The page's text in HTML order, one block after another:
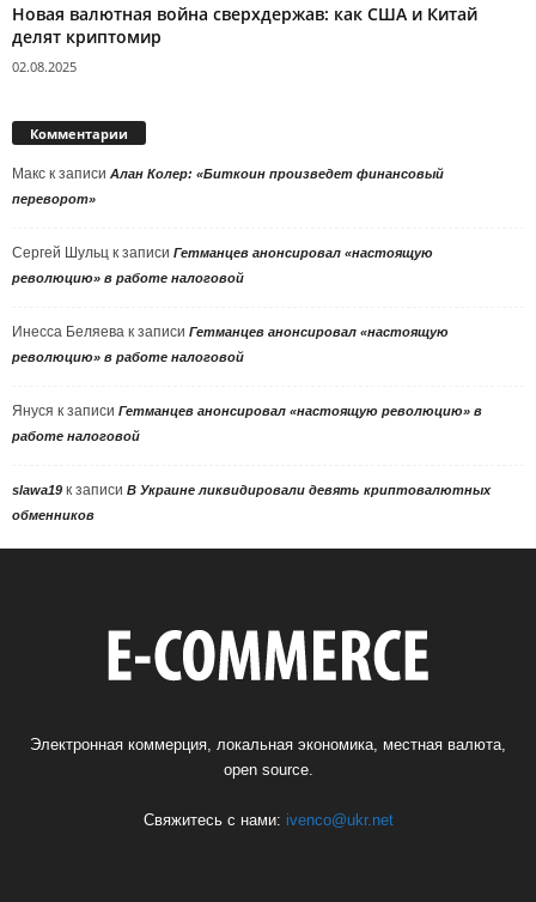
Новая валютная война сверхдержав: как США и Китай
делят криптомир
02.08.2025
Комментарии
Макс к записи Алан Колер: «Биткоин произведет финансовый
переворот»
Сергей Шульц к записи Гетманцев анонсировал «настоящую
революцию» в работе налоговой
Инесса Беляева к записи Гетманцев анонсировал «настоящую
революцию» в работе налоговой
Януся к записи Гетманцев анонсировал «настоящую революцию» в
работе налоговой
slawa19 к записи В Украине ликвидировали девять криптовалютных
обменников
Электронная коммерция, локальная экономика, местная валюта,
open source.
Свяжитесь с нами: ivenco@ukr.net